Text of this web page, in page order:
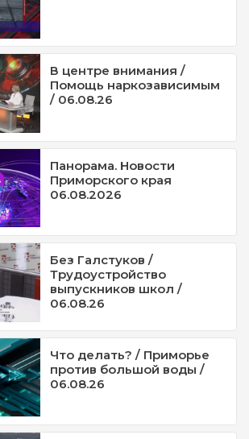
В центре внимания /
Помощь наркозависимым
/ 06.08.26
Панорама. Новости
Приморского края
06.08.2026
Без Галстуков /
Трудоустройство
выпускников школ /
06.08.26
Что делать? / Приморье
против большой воды /
06.08.26